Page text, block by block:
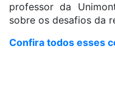
professor da
sobre os desafios da
Confira todos esses